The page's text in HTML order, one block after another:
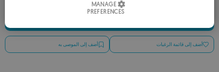
أضف إلى قائمة الرغبات أضف إلى الموصى به
ROMANIAN
MANAGE
PREFERENCES